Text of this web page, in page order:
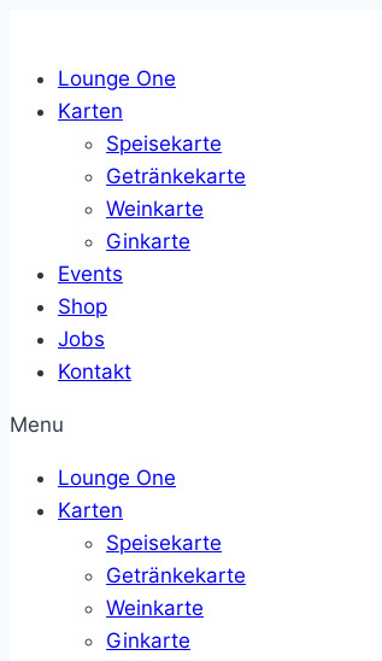
springenLounge One
Karten
Speisekarte
Getränkekarte
Weinkarte
Ginkarte
Events
Shop
Jobs
Kontakt
Menu
Lounge One
Karten
Speisekarte
Getränkekarte
Weinkarte
Ginkarte